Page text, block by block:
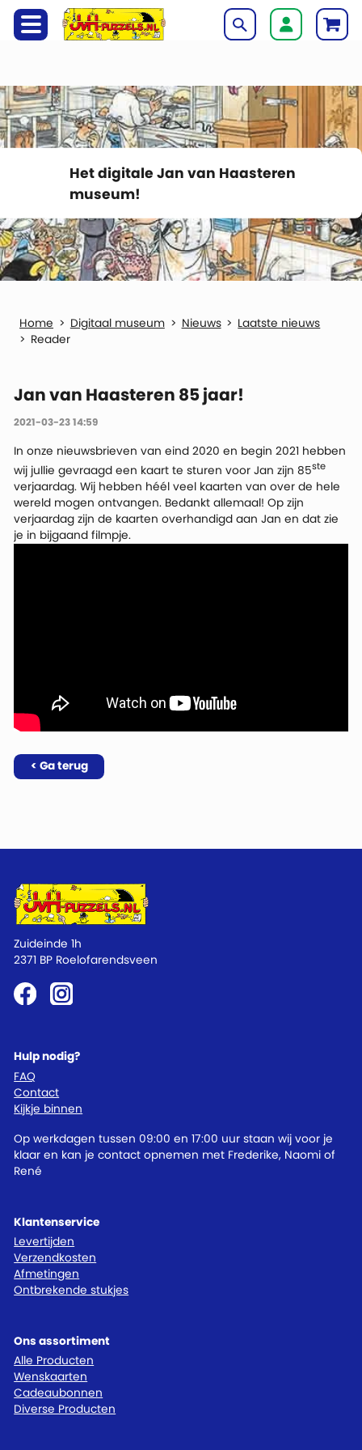
Het digitale Jan van Haasteren
museum!
Digitaal museum Nieuws
Laatste nieuws
Reader
Jan van Haasteren 85 jaar!
2021-03-23 14:59
In onze nieuwsbrieven van eind 2020 en begin 2021 hebben
wij jullie gevraagd een kaart te sturen voor Jan zijn 85ste
verjaardag. Wij hebben héél veel kaarten van over de hele
wereld mogen ontvangen. Bedankt allemaal! Op zijn
verjaardag zijn de kaarten overhandigd aan Jan en dat zie
je in bijgaand filmpje.
< Ga terug
Klantenservice
Levertijden
Verzendkosten
Afmetingen
Ontbrekende stukjes
Ons assortiment
Alle Producten
Wenskaarten
Cadeaubonnen
Diverse Producten
Hulp nodig?
FAQ
Contact
Kijkje binnen
Op werkdagen tussen 09:00 en 17:00 uur staan wij voor je
klaar en kan je contact opnemen met Frederike, Naomi of
René
Zuideinde 1h
2371 BP Roelofarendsveen